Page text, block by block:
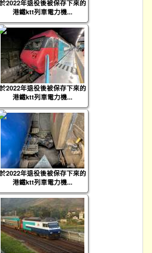
於2022年退役後被保存下來的
港鐵ktt列車電力機...
於2022年退役後被保存下來的
港鐵ktt列車電力機...
於2022年退役後被保存下來的
港鐵ktt列車電力機...